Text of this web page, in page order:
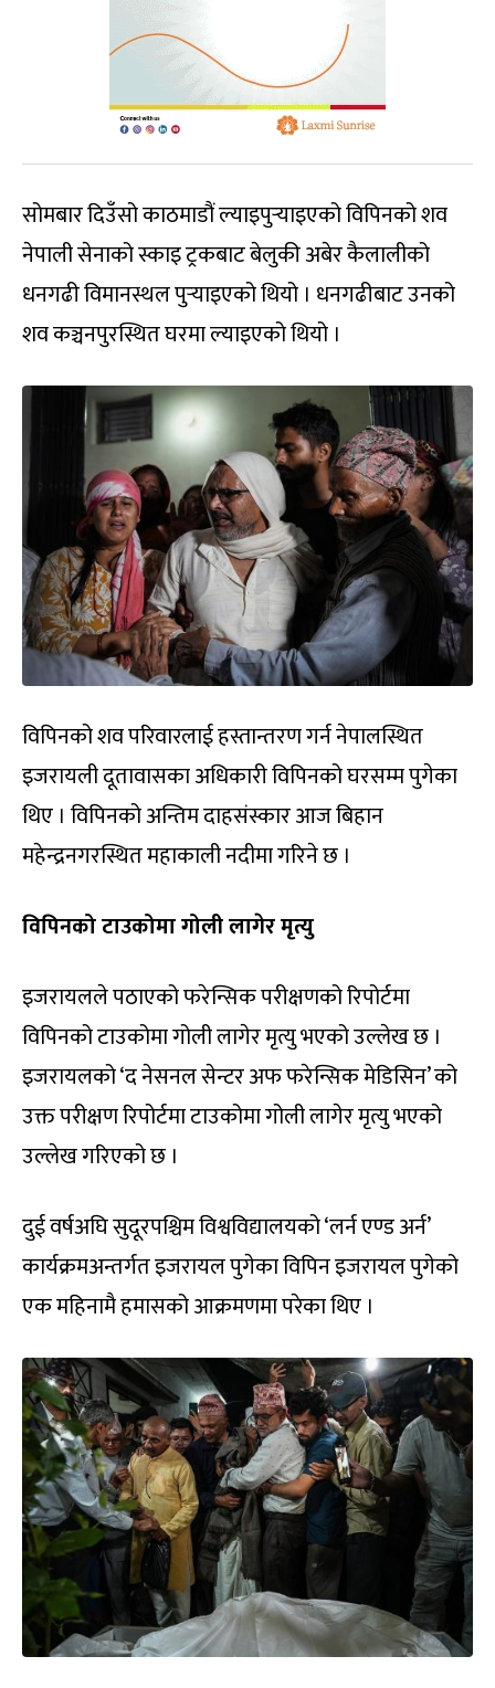
सोमबार दिउँसो काठमाडौं ल्याइपुर्‍याइएको विपिनको शव
नेपाली सेनाको स्काइ ट्रकबाट बेलुकी अबेर कैलालीको
धनगढी विमानस्थल पुर्‍याइएको थियो । धनगढीबाट उनको
शव कञ्चनपुरस्थित घरमा ल्याइएको थियो ।
विपिनको शव परिवारलाई हस्तान्तरण गर्न नेपालस्थित
इजरायली दूतावासका अधिकारी विपिनको घरसम्म पुगेका
थिए । विपिनको अन्तिम दाहसंस्कार आज बिहान
महेन्द्रनगरस्थित महाकाली नदीमा गरिने छ ।
विपिनको टाउकोमा गोली लागेर मृत्यु
इजरायलले पठाएको फरेन्सिक परीक्षणको रिपोर्टमा
विपिनको टाउकोमा गोली लागेर मृत्यु भएको उल्लेख छ ।
इजरायलको ‘द नेसनल सेन्टर अफ फरेन्सिक मेडिसिन’ को
उक्त परीक्षण रिपोर्टमा टाउकोमा गोली लागेर मृत्यु भएको
उल्लेख गरिएको छ ।
दुई वर्षअघि सुदूरपश्चिम विश्वविद्यालयको ‘लर्न एण्ड अर्न’
कार्यक्रमअन्तर्गत इजरायल पुगेका विपिन इजरायल पुगेको
एक महिनामै हमासको आक्रमणमा परेका थिए ।